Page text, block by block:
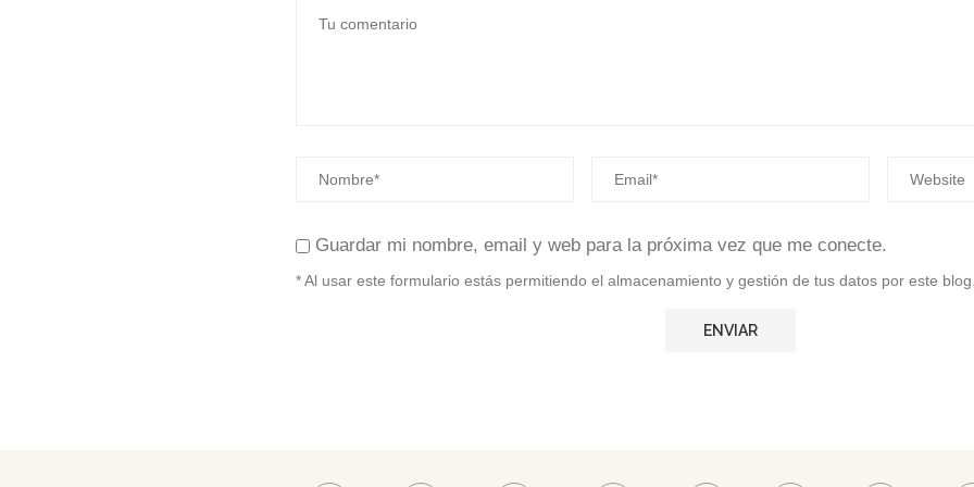
Guardar mi nombre, email y web para la próxima vez que me conecte.
* Al usar este formulario estás permitiendo el almacenamiento y gestión de tus datos por este